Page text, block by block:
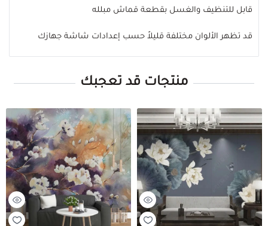
قابل للتنظيف والغسل بقطعة قماش مبلله
قد تظهر الألوان مختلفة قليلاً حسب إعدادات شاشة جهازك
منتجات قد تعجبك